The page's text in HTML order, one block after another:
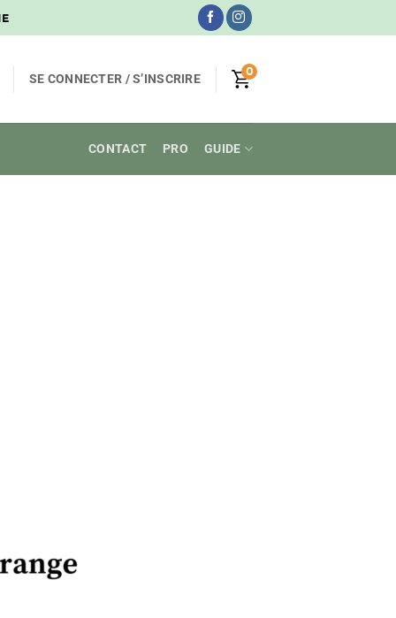
SE CONNECTER / S’INSCRIRE 0
CONTACT PRO GUIDE